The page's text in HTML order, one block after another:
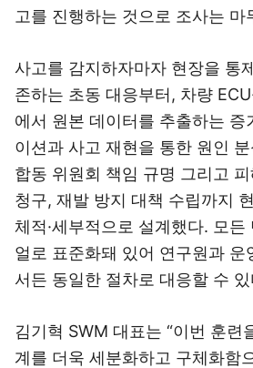
고를 진행하는 것으로 조사는 마
사고를 감지하자마자 현장을 통
존하는 초동 대응부터, 차량
에서 원본 데이터를 추출하는 증
이션과 사고 재현을 통한 원인
합동 위원회 책임 규명 그리고
청구, 재발 방지 대책 수립까지
체적·세부적으로 설계했다. 모
얼로 표준화돼 있어 연구원과 운
서든 동일한 절차로 대응할 수 있
김기혁 SWM 대표는 “이번 훈련
계를 더욱 세분화하고 구체화함